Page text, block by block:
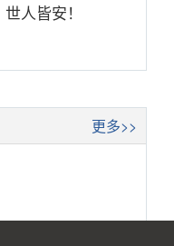
人皆安！
更多>>